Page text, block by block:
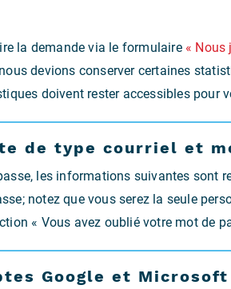
la demande via le formulaire « Nous
devions conserver certaines
doivent rester accessibles pour
de type courriel et
les informations suivantes sont
notez que vous serez la seule
« Vous avez oublié votre mot de
Google et Microsoft